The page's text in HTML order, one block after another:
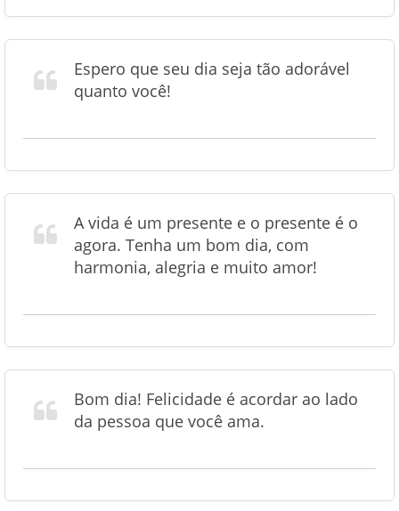
Espero que seu dia seja tão adorável
quanto você!
A vida é um presente e o presente é o
agora. Tenha um bom dia, com
harmonia, alegria e muito amor!
Bom dia! Felicidade é acordar ao lado
da pessoa que você ama.